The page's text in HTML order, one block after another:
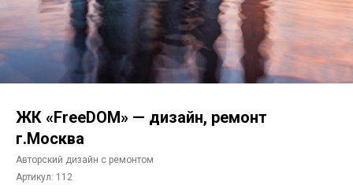
ЖК «FreeDOM» — дизайн, ремонт
г.Москва
Авторский дизайн с ремонтом
Артикул: 112